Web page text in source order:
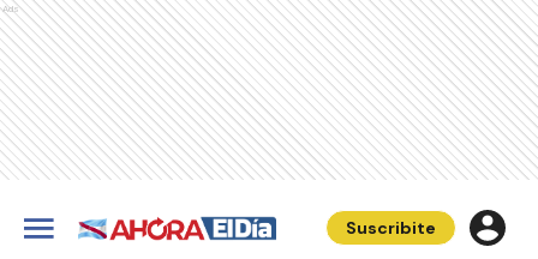
Ads
Suscribite